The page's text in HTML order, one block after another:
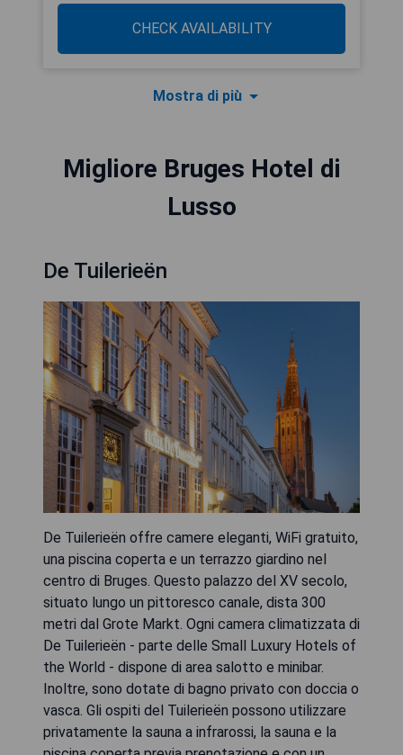
CHECK AVAILABILITY
Mostra di più
Migliore Bruges Hotel di
Lusso
De Tuilerieën
De Tuilerieën offre camere eleganti, WiFi gratuito,
una piscina coperta e un terrazzo giardino nel
centro di Bruges. Questo palazzo del XV secolo,
situato lungo un pittoresco canale, dista 300
metri dal Grote Markt. Ogni camera climatizzata di
De Tuilerieën - parte delle Small Luxury Hotels of
the World - dispone di area salotto e minibar.
Inoltre, sono dotate di bagno privato con doccia o
vasca. Gli ospiti del Tuilerieën possono utilizzare
privatamente la sauna a infrarossi, la sauna e la